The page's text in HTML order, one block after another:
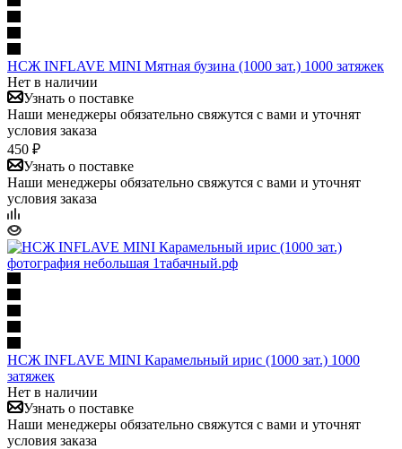
НСЖ INFLAVE MINI Мятная бузина (1000 зат.) 1000 затяжек
Нет в наличии
Узнать о поставке
Наши менеджеры обязательно свяжутся с вами и уточнят
условия заказа
450 ₽
Узнать о поставке
Наши менеджеры обязательно свяжутся с вами и уточнят
условия заказа
НСЖ INFLAVE MINI Карамельный ирис (1000 зат.) 1000
затяжек
Нет в наличии
Узнать о поставке
Наши менеджеры обязательно свяжутся с вами и уточнят
условия заказа